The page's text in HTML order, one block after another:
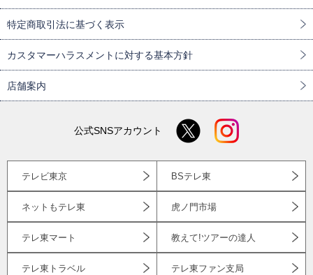
特定商取引法に基づく表示
カスタマーハラスメントに対する基本方針
店舗案内
公式SNSアカウント
テレビ東京 BSテレ東
ネットもテレ東 虎ノ門市場
テレ東マート 教えて!ツアーの達人
テレ東トラベル テレ東ファン支局